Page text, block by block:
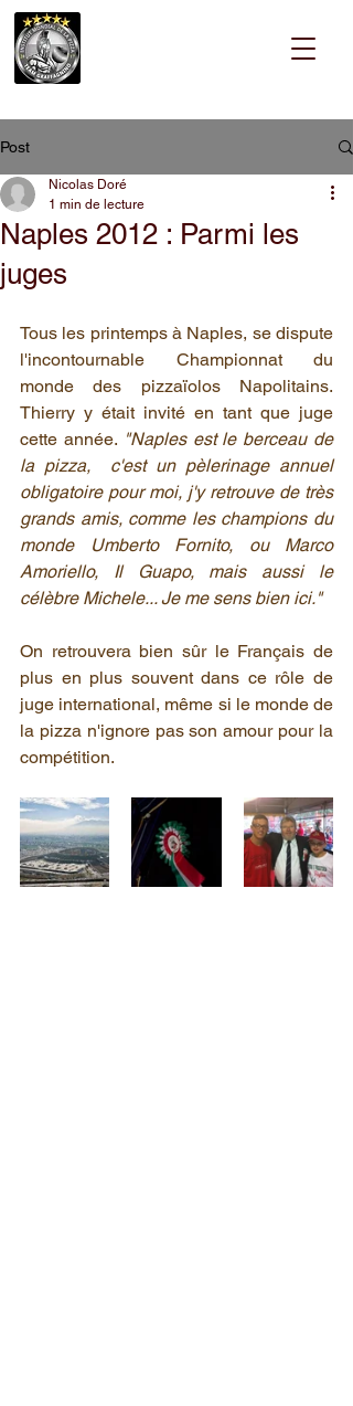
Post
Naples 2012 : Parmi les
juges
Nicolas Doré
1 min de lecture
Tous les printemps à Naples, se dispute
l'incontournable Championnat du
monde des pizzaïolos Napolitains.
Thierry y était invité en tant que juge
cette année. "Naples est le berceau de
la pizza,  c'est un pèlerinage annuel
obligatoire pour moi, j'y retrouve de très
grands amis, comme les champions du
monde Umberto Fornito, ou Marco
Amoriello, Il Guapo, mais aussi le
célèbre Michele... Je me sens bien ici."
On retrouvera bien sûr le Français de
plus en plus souvent dans ce rôle de
juge international, même si le monde de
la pizza n'ignore pas son amour pour la
compétition.